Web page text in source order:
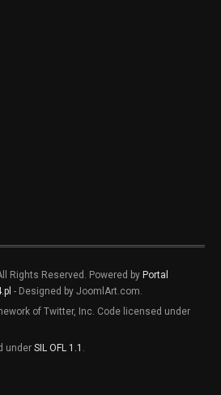
Rights Reserved. Powered by Portal
- Designed by JoomlArt.com.
of Twitter, Inc. Code licensed under
under SIL OFL 1.1 .